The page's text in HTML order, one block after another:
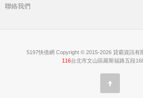
聯絡我們
5197快借網 Copyright © 2015-2026 貸霸資訊有
116台北市文山區羅斯福路五段